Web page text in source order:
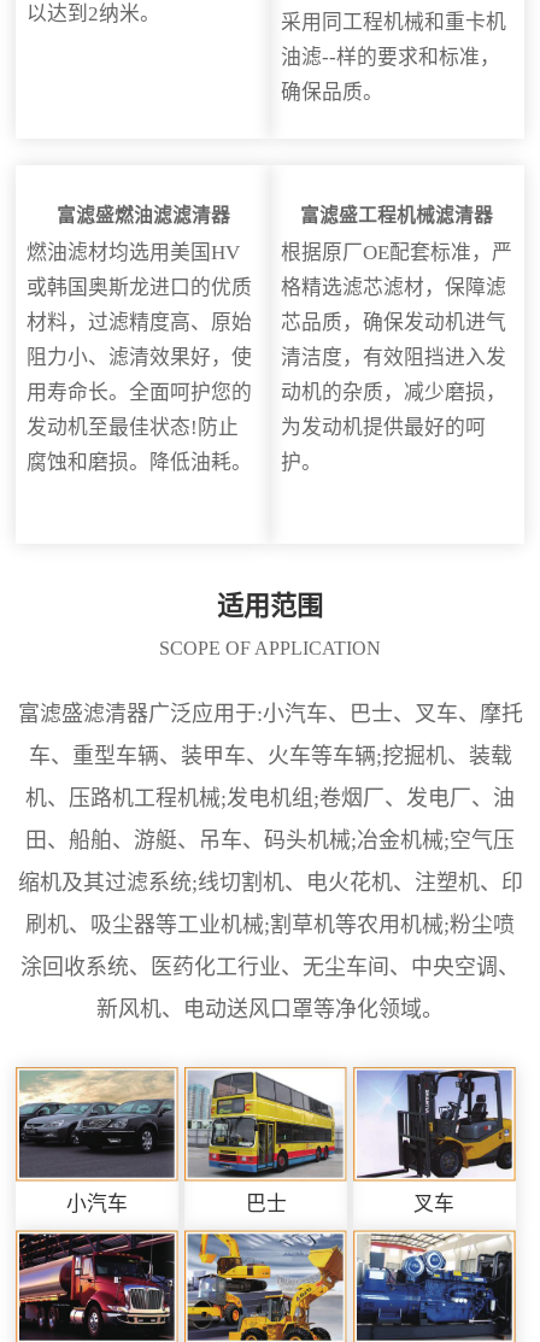
以达到2纳米。
采用同工程机械和重卡机
油滤--样的要求和标准，
确保品质。
富滤盛燃油滤滤清器
燃油滤材均选用美国HV
或韩国奥斯龙进口的优质
材料，过滤精度高、原始
阻力小、滤清效果好，使
用寿命长。全面呵护您的
发动机至最佳状态!防止
腐蚀和磨损。降低油耗。
富滤盛工程机械滤清器
根据原厂OE配套标准，严
格精选滤芯滤材，保障滤
芯品质，确保发动机进气
清洁度，有效阻挡进入发
动机的杂质，减少磨损，
为发动机提供最好的呵
护。
适用范围
SCOPE OF APPLICATION
富滤盛滤清器广泛应用于:小汽车、巴士、叉车、摩托
车、重型车辆、装甲车、火车等车辆;挖掘机、装载
机、压路机工程机械;发电机组;卷烟厂、发电厂、油
田、船舶、游艇、吊车、码头机械;冶金机械;空气压
缩机及其过滤系统;线切割机、电火花机、注塑机、印
刷机、吸尘器等工业机械;割草机等农用机械;粉尘喷
涂回收系统、医药化工行业、无尘车间、中央空调、
新风机、电动送风口罩等净化领域。
小汽车 巴士 叉车